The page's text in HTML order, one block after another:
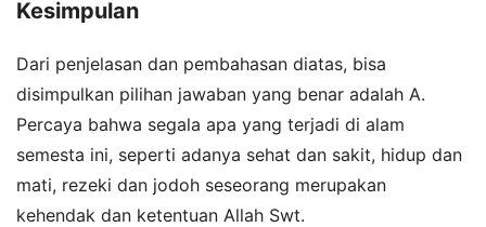
Kesimpulan
Dari penjelasan dan pembahasan diatas, bisa
disimpulkan pilihan jawaban yang benar adalah A.
Percaya bahwa segala apa yang terjadi di alam
semesta ini, seperti adanya sehat dan sakit, hidup dan
mati, rezeki dan jodoh seseorang merupakan
kehendak dan ketentuan Allah Swt.